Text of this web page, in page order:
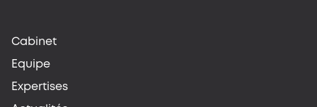
Cabinet
Equipe
Expertises